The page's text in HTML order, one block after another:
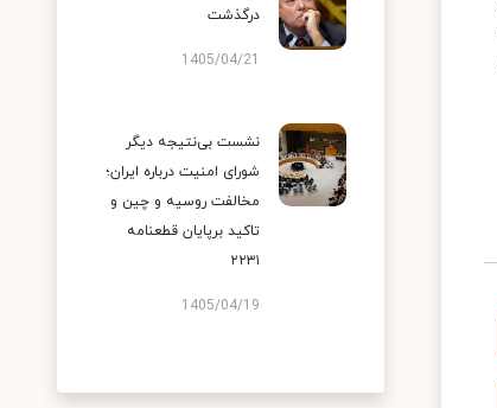
درگذشت
1405/04/21
نشست بی‌نتیجه دیگر
شورای امنیت درباره ایران؛
مخالفت روسیه و چین و
تاکید برپایان قطعنامه
۲۲۳۱
1405/04/19